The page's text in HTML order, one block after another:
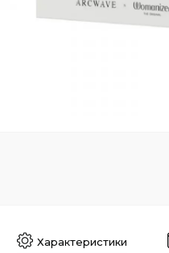
Характеристики